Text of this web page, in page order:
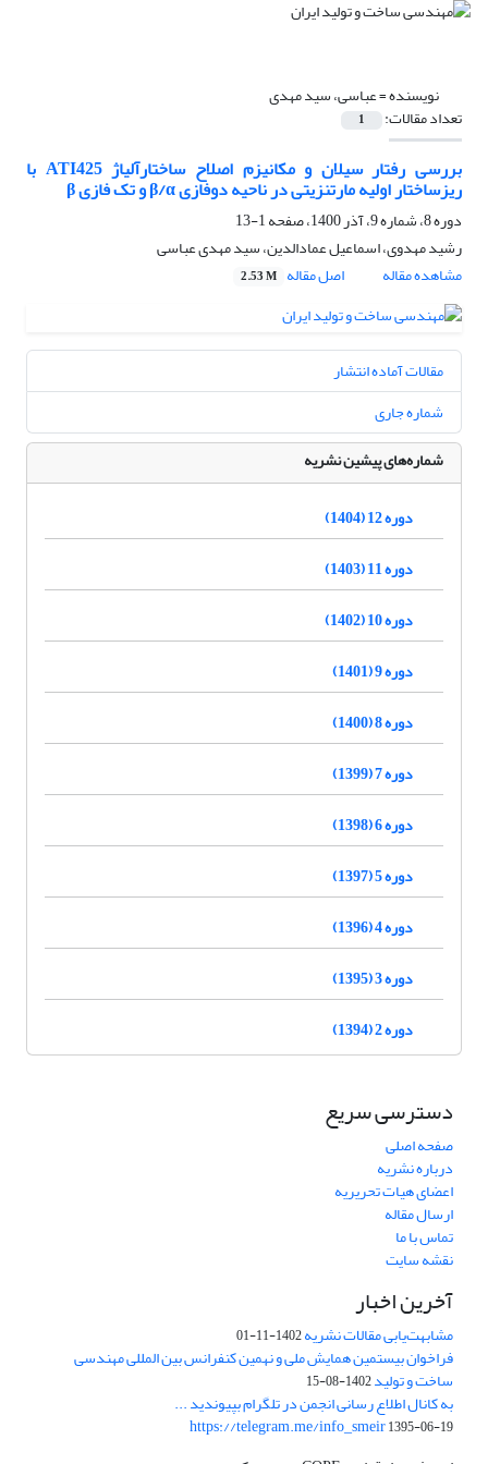
نویسنده =عباسی، سید مهدی
تعداد مقالات: 1
بررسی رفتار سیلان و مکانیزم اصلاح ساختارآلیاژ ATI425 با
ریزساختار اولیه مارتنزیتی در ناحیه دوفازی β/α و تک فازی β
دوره 8، شماره 9، آذر 1400، صفحه
1-13
رشید مهدوی، اسماعیل عمادالدین، سید مهدی عباسی
مشاهده مقاله
اصل مقاله 2.53 M
مقالات آماده انتشار
شماره جاری
شماره‌های پیشین نشریه
دوره 12 (1404)
دوره 11 (1403)
دوره 10 (1402)
دوره 9 (1401)
دوره 8 (1400)
دوره 7 (1399)
دوره 6 (1398)
دوره 5 (1397)
دوره 4 (1396)
دوره 3 (1395)
دوره 2 (1394)
دسترسی سریع
صفحه اصلی
درباره نشریه
اعضای هیات تحریریه
ارسال مقاله
تماس با ما
نقشه سایت
آخرین اخبار
مشابهت‌یابی مقالات نشریه1402-11-01
فراخوان بیستمین همایش ملی و نهمین کنفرانس بین المللی مهندسی
ساخت و تولید1402-08-15
به کانال اطلاع رسانی انجمن در تلگرام بپیوندید ...
https://telegram.me/info_smeir1395-06-19